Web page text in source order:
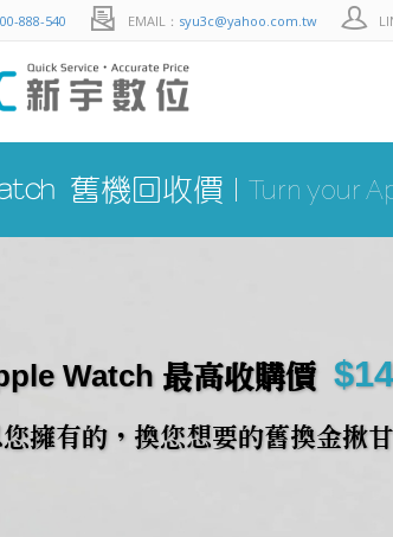
888-540 EMAIL： syu3c@yahoo.com.tw
舊機回收價 Turn your
Watch 最高收購價
擁有的，換您想要的舊換金揪甘